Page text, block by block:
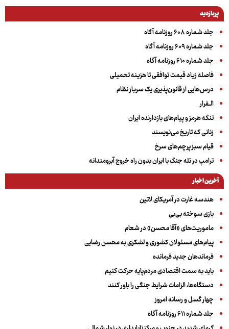
پربازدید
جلد شماره ۶۰۸ روزنامه آگاه
جلد شماره ۶۰۹ روزنامه آگاه
جلد شماره ۶۱۰ روزنامه آگاه
فاصله زیاد قیمت توافقی تا هزینه تحمیلی
درس‌هایی از قانون‌پذیری یک سرباز نظام
الــفرار
تنگه هرمز و پیام‌های بازدارنده ایران
زنانی که تاریخ می‌نویسند
قیام سبز پرچم‌های سرخ
ترامپ در تله جنگ با ایران بدون راه خروج آبرومندانه
آخرین اخبار
هندسه غارت در آمریکای لاتین
بازی سوخته بی‌بی
ماموریت‌های «آقا محسن» در شعام
پیام‌های مسئولان کشوری و لشکری به محسن رضایی
فرماندهان جدید فرمانده
باید به سمت اقتصادی مردم‌پایه حرکت کنیم
دستگاه‌ها، الزامات شرایط جنگی را باور کنند
چهار گسل و رسانه امروز
جلد شماره ۶۱۱ روزنامه آگاه